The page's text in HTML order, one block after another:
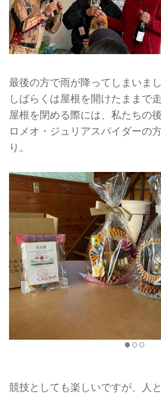
最後の方で雨が降ってしまいま
しばらくは屋根を開けたままで
屋根を閉める際には、私たちの
ロメオ・ジュリアスパイダーの
り。
競技としても楽しいですが、人